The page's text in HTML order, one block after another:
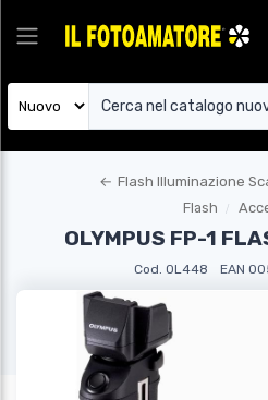
← Flash Illuminazione
Flash
OLYMPUS FP-1
Cod. OL448 EAN